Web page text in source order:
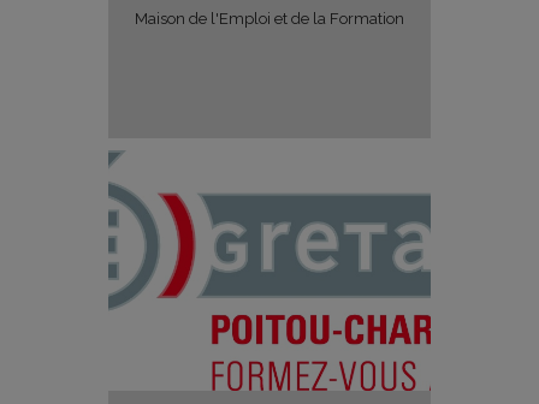
Maison de l'Emploi et de la Formation